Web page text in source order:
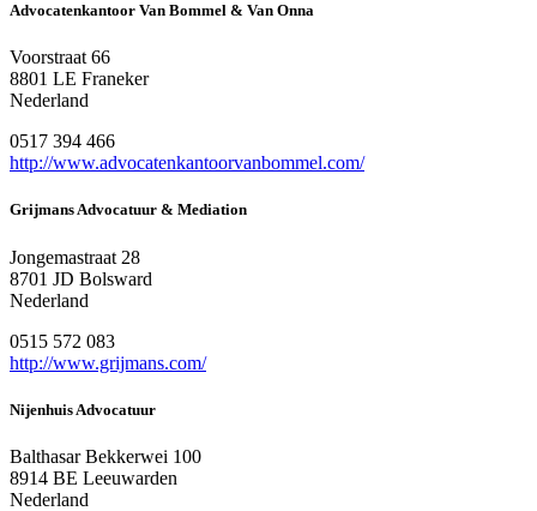
Advocatenkantoor Van Bommel & Van Onna
Voorstraat 66
8801 LE Franeker
Nederland
0517 394 466
http://www.advocatenkantoorvanbommel.com/
Grijmans Advocatuur & Mediation
Jongemastraat 28
8701 JD Bolsward
Nederland
0515 572 083
http://www.grijmans.com/
Nijenhuis Advocatuur
Balthasar Bekkerwei 100
8914 BE Leeuwarden
Nederland